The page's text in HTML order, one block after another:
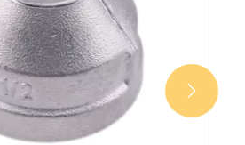
